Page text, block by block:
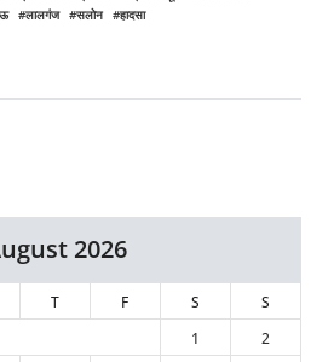
लालगंज सलोन हादसा
2026
T F S
S
1
2